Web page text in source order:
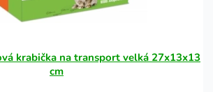
krabička na transport velká 27x13x13
cm